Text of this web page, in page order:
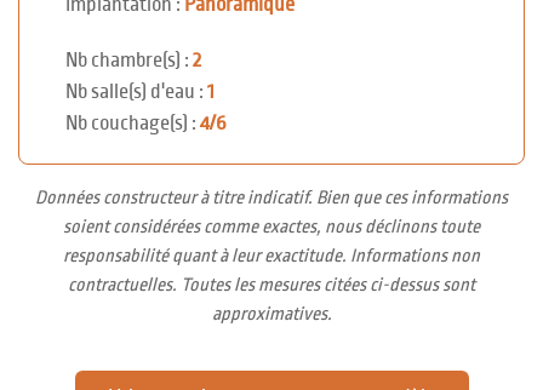
Implantation : Panoramique
Nb chambre(s) : 2
Nb salle(s) d'eau : 1
Nb couchage(s) : 4/6
Données constructeur à titre indicatif. Bien que ces informations
soient considérées comme exactes, nous déclinons toute
responsabilité quant à leur exactitude. Informations non
contractuelles. Toutes les mesures citées ci-dessus sont
approximatives.